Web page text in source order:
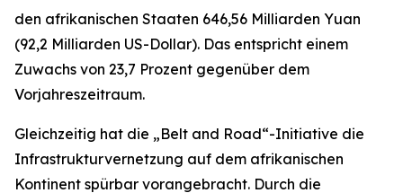
den afrikanischen Staaten 646,56 Milliarden Yuan
(92,2 Milliarden US-Dollar). Das entspricht einem
Zuwachs von 23,7 Prozent gegenüber dem
Vorjahreszeitraum.
Gleichzeitig hat die „Belt and Road“-Initiative die
Infrastrukturvernetzung auf dem afrikanischen
Kontinent spürbar vorangebracht. Durch die